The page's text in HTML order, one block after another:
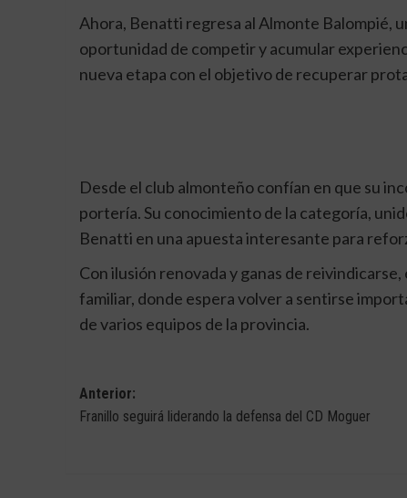
Ahora, Benatti regresa al Almonte Balompié,
oportunidad de competir y acumular
nueva etapa con el objetivo de recuperar
Desde el club almonteño confían en que su
portería. Su conocimiento de la categoría,
Benatti en una apuesta interesante para
Con ilusión renovada y ganas de
familiar, donde espera volver a sentirse
de varios equipos de la provincia.
Navegación
de
Anterior:
Franillo seguirá liderando la defensa del CD Moguer